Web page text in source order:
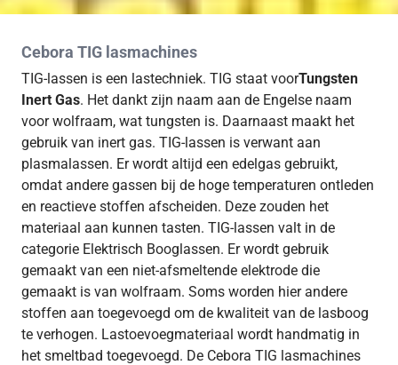
Cebora TIG lasmachines
TIG-lassen is een lastechniek. TIG staat voorTungsten
Inert Gas. Het dankt zijn naam aan de Engelse naam
voor wolfraam, wat tungsten is. Daarnaast maakt het
gebruik van inert gas. TIG-lassen is verwant aan
plasmalassen. Er wordt altijd een edelgas gebruikt,
omdat andere gassen bij de hoge temperaturen ontleden
en reactieve stoffen afscheiden. Deze zouden het
materiaal aan kunnen tasten. TIG-lassen valt in de
categorie Elektrisch Booglassen. Er wordt gebruik
gemaakt van een niet-afsmeltende elektrode die
gemaakt is van wolfraam. Soms worden hier andere
stoffen aan toegevoegd om de kwaliteit van de lasboog
te verhogen. Lastoevoegmateriaal wordt handmatig in
het smeltbad toegevoegd. De Cebora TIG lasmachines